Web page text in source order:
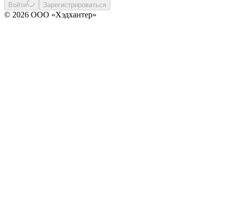
Войти Зарегистрироваться
© 2026 ООО «Хэдхантер»